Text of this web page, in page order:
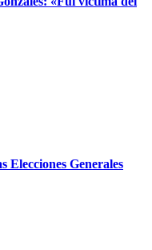
Elecciones Generales